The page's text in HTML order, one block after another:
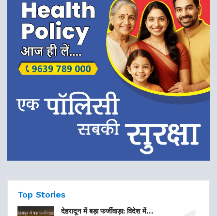
Top Stories
देहरादून में बड़ा फर्जीवाड़ा: विदेश में…